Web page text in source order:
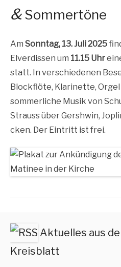
&Sommertöne
Am Sonn­tag, 13. Juli 2025
Elver­dis­sen um 11.15 Uhr
statt. In ver­schie­de­nen
Block­flö­te, Kla­ri­net­te,
som­mer­li­che Musik von
Strauss über Gershwin,
cken. Der Ein­tritt ist frei.
Aktuelles aus
Kreisblatt